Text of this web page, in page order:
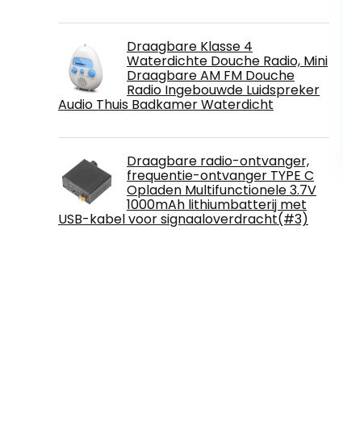
Draagbare Klasse 4
Waterdichte Douche Radio, Mini
Draagbare AM FM Douche
Radio Ingebouwde Luidspreker
Audio Thuis Badkamer Waterdicht
Draagbare radio-ontvanger,
frequentie-ontvanger TYPE C
Opladen Multifunctionele 3.7V
1000mAh lithiumbatterij met
USB-kabel voor signaaloverdracht(#3)